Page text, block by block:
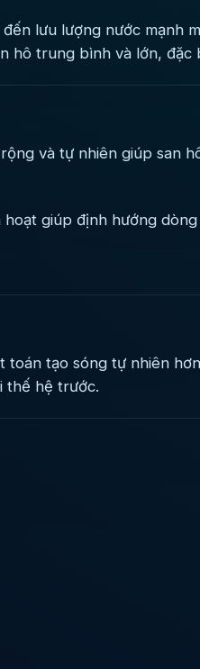
lưu lượng nước mạnh
trung bình và lớn, đặc
và tự nhiên giúp san
giúp định hướng
tạo sóng tự nhiên
thế hệ trước.